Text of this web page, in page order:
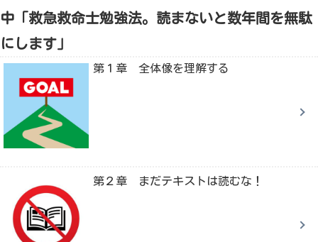
中「救急救命士勉強法。読まないと数年間を無駄
にします」
第１章 全体像を理解する
第２章 まだテキストは読むな！